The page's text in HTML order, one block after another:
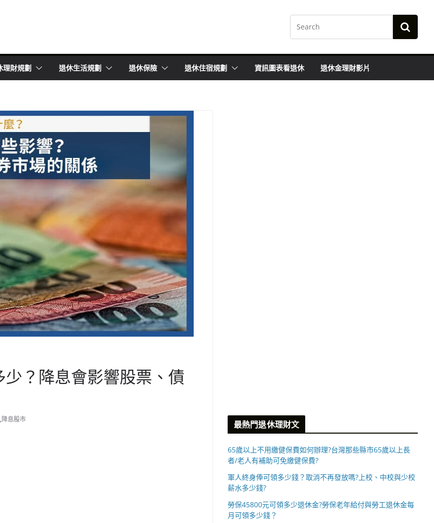
理財規劃 退休生活規劃 退休保險 退休住宿規劃 資訊圖表看退休 退休金理財影片
？降息會影響股票、債
,降息股市 最熱門退休理財文
65歲以上不用繳健保費如何辦理?台灣那些縣市65歲以上長
者/老人有補助可免繳健保費?
軍人終身俸可領多少錢？取消不再發放嗎?上校、中校與少校
薪水多少錢?
勞保45800元可領多少退休金?勞保老年給付與勞工退休金每
月可領多少錢？